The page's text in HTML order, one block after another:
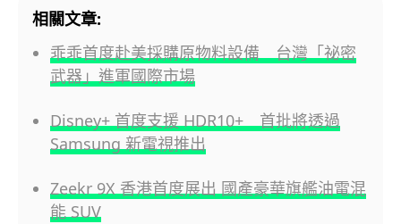
相關文章:
乖乖首度赴美採購原物料設備 台灣「祕密
武器」進軍國際市場
Disney+ 首度支援 HDR10+ 首批將透過
Samsung 新電視推出
Zeekr 9X 香港首度展出 國產豪華旗艦油電混
能 SUV